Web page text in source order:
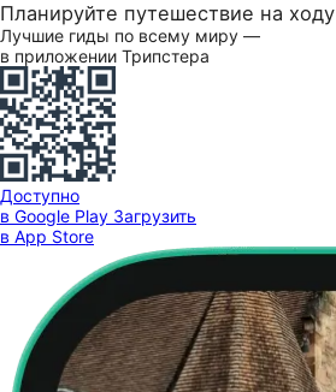
Планируйте путешествие на ходу
Лучшие гиды по всему миру —
в приложении Трипстера
Доступно
в Google Play Загрузить
в App Store